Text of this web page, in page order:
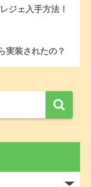
ジェ入手方法！
実装されたの？